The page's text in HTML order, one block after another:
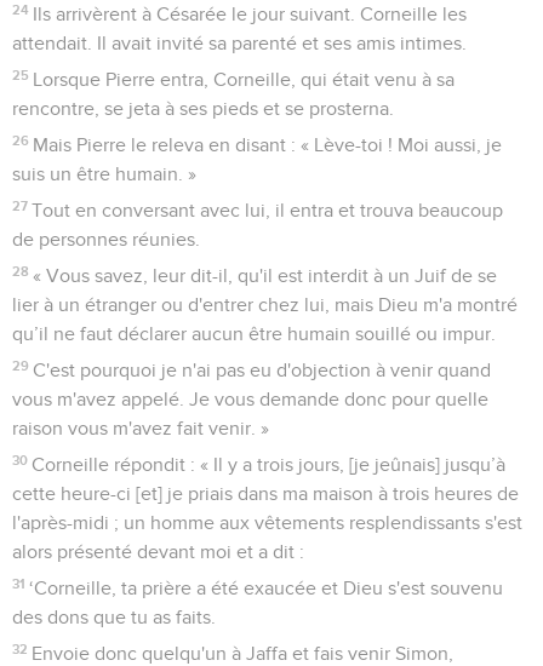
24 Ils arrivèrent à Césarée le jour suivant. Corneille les
attendait. Il avait invité sa parenté et ses amis intimes.
25 Lorsque Pierre entra, Corneille, qui était venu à sa
rencontre, se jeta à ses pieds et se prosterna.
26 Mais Pierre le releva en disant : « Lève-toi ! Moi aussi, je
suis un être humain. »
27 Tout en conversant avec lui, il entra et trouva beaucoup
de personnes réunies.
28 « Vous savez, leur dit-il, qu'il est interdit à un Juif de se
lier à un étranger ou d'entrer chez lui, mais Dieu m'a montré
qu’il ne faut déclarer aucun être humain souillé ou impur.
29 C'est pourquoi je n'ai pas eu d'objection à venir quand
vous m'avez appelé. Je vous demande donc pour quelle
raison vous m'avez fait venir. »
30 Corneille répondit : « Il y a trois jours, [je jeûnais] jusqu’à
cette heure-ci [et] je priais dans ma maison à trois heures de
l'après-midi ; un homme aux vêtements resplendissants s'est
alors présenté devant moi et a dit :
31 ‘Corneille, ta prière a été exaucée et Dieu s'est souvenu
des dons que tu as faits.
32 Envoie donc quelqu'un à Jaffa et fais venir Simon,